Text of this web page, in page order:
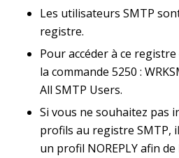
Les utilisateurs SMTP
registre.
Pour accéder à ce
la commande 5250 :
All SMTP Users.
Si vous ne souhaitez pas
profils au registre SMTP,
un profil NOREPLY afin